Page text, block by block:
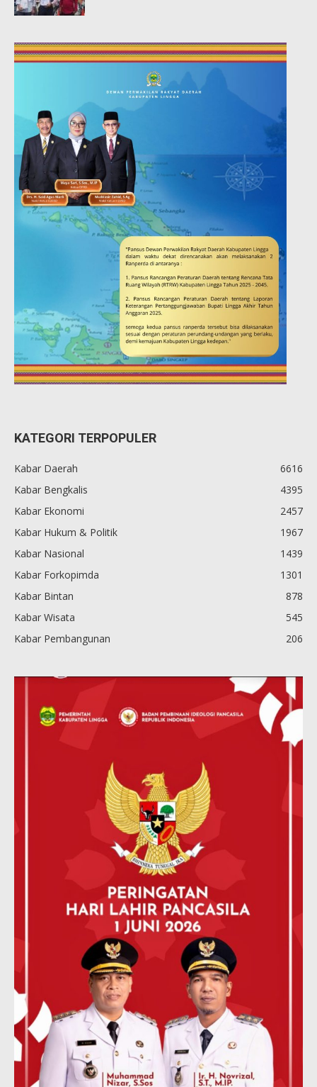
KATEGORI TERPOPULER
Kabar Daerah
6616
Kabar Bengkalis
4395
Kabar Ekonomi
2457
Kabar Hukum & Politik
1967
Kabar Nasional
1439
Kabar Forkopimda
1301
Kabar Bintan
878
Kabar Wisata
545
Kabar Pembangunan
206